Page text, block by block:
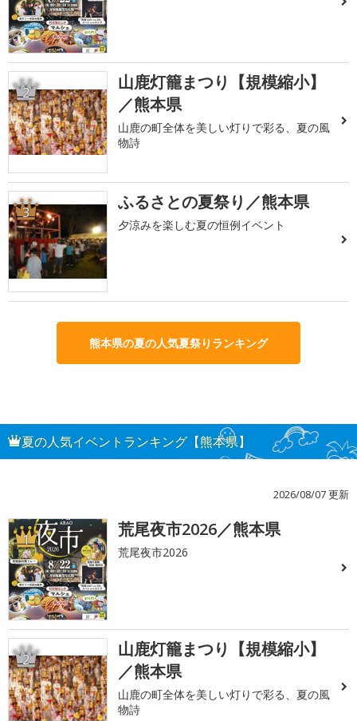
2
山鹿灯籠まつり【規模縮小】
／熊本県
山鹿の町全体を美しい灯りで彩る、夏の風
物詩
3 ふるさとの夏祭り／熊本県
夕涼みを楽しむ夏の恒例イベント
熊本県の夏の人気夏祭りランキング
夏の人気イベントランキング【熊本県】
2026/08/07 更新
1 荒尾夜市2026／熊本県
荒尾夜市2026
2
山鹿灯籠まつり【規模縮小】
／熊本県
山鹿の町全体を美しい灯りで彩る、夏の風
物詩